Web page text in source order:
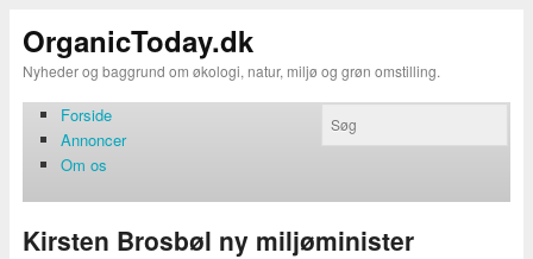
OrganicToday.dk
Nyheder og baggrund om økologi, natur, miljø og grøn omstilling.
Forside
Annoncer
Om os
Kirsten Brosbøl ny miljøminister